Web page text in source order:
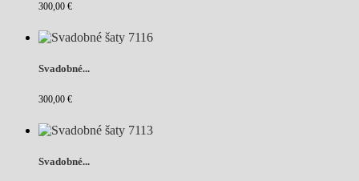
300,00 €
Svadobné...
300,00 €
Svadobné...